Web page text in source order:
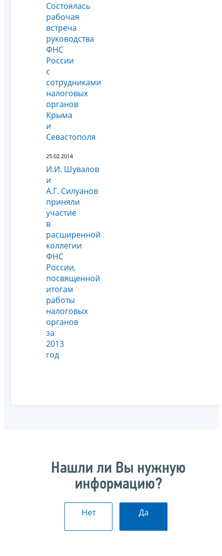
Состоялась
рабочая
встреча
руководства
ФНС
России
с
сотрудниками
налоговых
органов
Крыма
и
Севастополя
25.02.2014
И.И. Шувалов
и
А.Г. Силуанов
приняли
участие
в
расширенной
коллегии
ФНС
России,
посвященной
итогам
работы
налоговых
органов
за
2013
год
Нашли ли Вы нужную
информацию?
Нет Да